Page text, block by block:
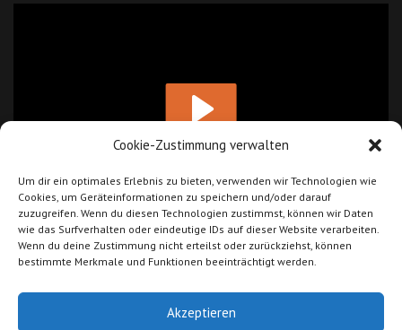
Cookie-Zustimmung verwalten
Um dir ein optimales Erlebnis zu bieten, verwenden wir Technologien wie
Cookies, um Geräteinformationen zu speichern und/oder darauf
zuzugreifen. Wenn du diesen Technologien zustimmst, können wir Daten
wie das Surfverhalten oder eindeutige IDs auf dieser Website verarbeiten.
Wenn du deine Zustimmung nicht erteilst oder zurückziehst, können
bestimmte Merkmale und Funktionen beeinträchtigt werden.
Akzeptieren